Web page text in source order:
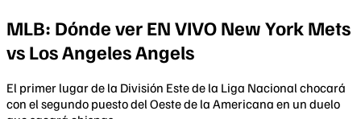
MLB: Dónde ver EN VIVO New York Mets
vs Los Angeles Angels
El primer lugar de la División Este de la Liga Nacional chocará
con el segundo puesto del Oeste de la Americana en un duelo